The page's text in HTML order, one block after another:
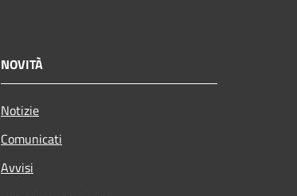
NOVITÀ
Notizie
Comunicati
Avvisi